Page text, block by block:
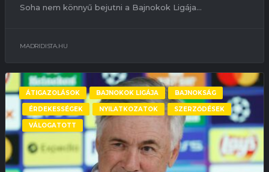
Soha nem könnyű bejutni a Bajnokok Ligája...
MADRIDISTA.HU
ÁTIGAZOLÁSOK BAJNOKOK LIGÁJA BAJNOKSÁG
ÉRDEKESSÉGEK NYILATKOZATOK SZERZŐDÉSEK
VÁLOGATOTT